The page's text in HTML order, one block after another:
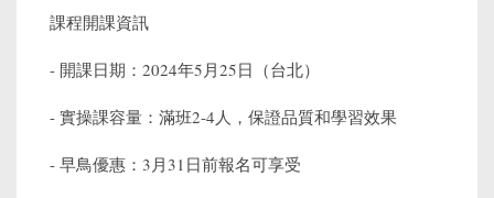
課程開課資訊
- 開課日期：2024年5月25日（台北）
- 實操課容量：滿班2-4人，保證品質和學習效果
- 早鳥優惠：3月31日前報名可享受